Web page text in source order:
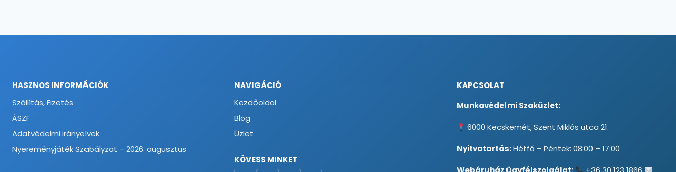
HASZNOS INFORMÁCIÓK
Szállítás, Fizetés
ÁSZF
Adatvédelmi irányelvek
Nyereményjáték Szabályzat – 2026. augusztus
NAVIGÁCIÓ
Kezdőoldal
Blog
Üzlet
KÖVESS MINKET
KAPCSOLAT
Munkavédelmi Szaküzlet:
6000 Kecskemét, Szent Miklós utca 21.
Nyitvatartás:Hétfő – Péntek: 08:00 – 17:00